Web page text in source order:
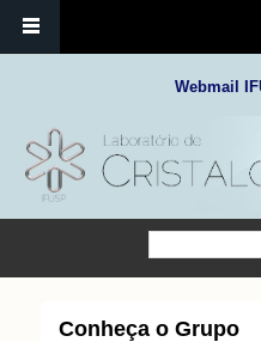
Webmail
Formulário
Conheça o Grupo